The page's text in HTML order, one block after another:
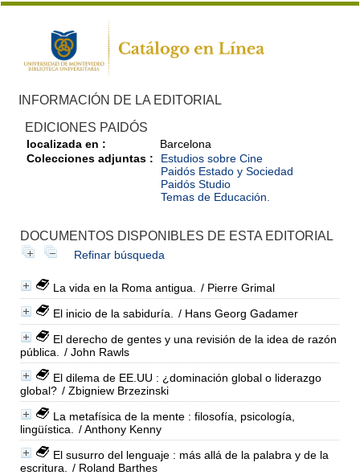
INFORMACIÓN DE LA EDITORIAL
EDICIONES PAIDÓS
localizada en :
Barcelona
Colecciones adjuntas :
Estudios sobre Cine
Paidós Estado y Sociedad
Paidós Studio
Temas de Educación.
DOCUMENTOS DISPONIBLES DE ESTA EDITORIAL
Refinar búsqueda
La vida en la Roma antigua.
/ Pierre Grimal
El inicio de la sabiduría.
/ Hans Georg Gadamer
El derecho de gentes y una revisión de la idea de razón
pública.
/ John Rawls
El dilema de EE.UU : ¿dominación global o liderazgo
global? / Zbigniew Brzezinski
La metafísica de la mente : filosofía, psicología,
lingüística.
/ Anthony Kenny
El susurro del lenguaje : más allá de la palabra y de la
escritura.
/ Roland Barthes